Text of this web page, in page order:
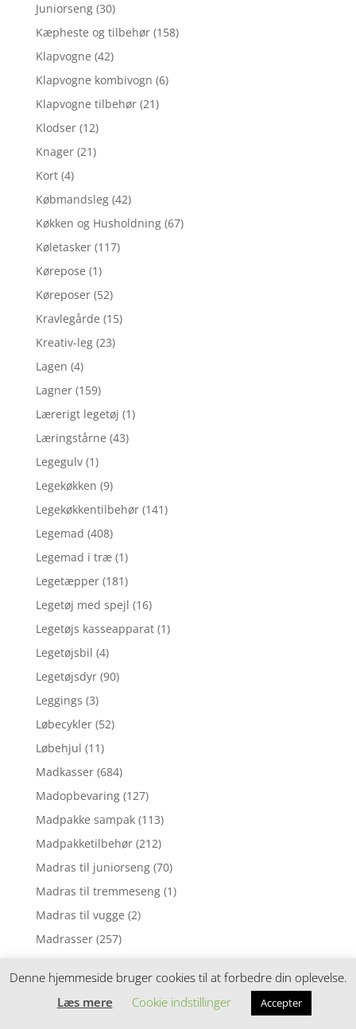
Juniorseng (30)
Kæpheste og tilbehør (158)
Klapvogne (42)
Klapvogne kombivogn (6)
Klapvogne tilbehør (21)
Klodser (12)
Knager (21)
Kort (4)
Købmandsleg (42)
Køkken og Husholdning (67)
Køletasker (117)
Kørepose (1)
Køreposer (52)
Kravlegårde (15)
Kreativ-leg (23)
Lagen (4)
Lagner (159)
Lærerigt legetøj (1)
Læringstårne (43)
Legegulv (1)
Legekøkken (9)
Legekøkkentilbehør (141)
Legemad (408)
Legemad i træ (1)
Legetæpper (181)
Legetøj med spejl (16)
Legetøjs kasseapparat (1)
Legetøjsbil (4)
Legetøjsdyr (90)
Leggings (3)
Løbecykler (52)
Løbehjul (11)
Madkasser (684)
Madopbevaring (127)
Madpakke sampak (113)
Madpakketilbehør (212)
Madras til juniorseng (70)
Madras til tremmeseng (1)
Madras til vugge (2)
Madrasser (257)
Motorik legetøj (5)
Mørklægningsgardin (3)
Denne hjemmeside bruger cookies til at forbedre din oplevelse.
Læs mere
Cookie indstillinger Accepter